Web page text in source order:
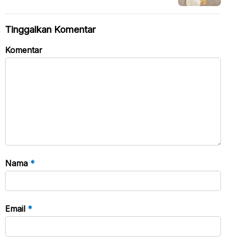
Tinggalkan Komentar
Komentar
Nama *
Email *